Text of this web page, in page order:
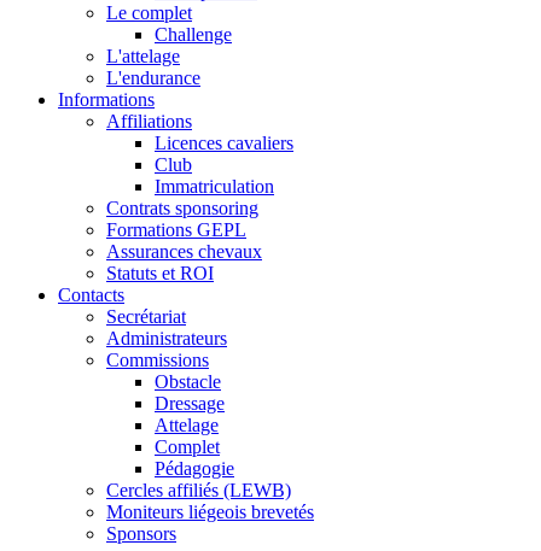
Le complet
Challenge
L'attelage
L'endurance
Informations
Affiliations
Licences cavaliers
Club
Immatriculation
Contrats sponsoring
Formations GEPL
Assurances chevaux
Statuts et ROI
Contacts
Secrétariat
Administrateurs
Commissions
Obstacle
Dressage
Attelage
Complet
Pédagogie
Cercles affiliés (LEWB)
Moniteurs liégeois brevetés
Sponsors